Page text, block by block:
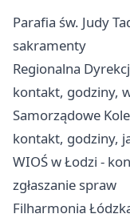
Parafia św. Judy
sakramenty
Regionalna
kontakt, godziny,
Samorządowe
kontakt, godziny,
WIOŚ w Łodzi -
zgłaszanie spraw
Filharmonia